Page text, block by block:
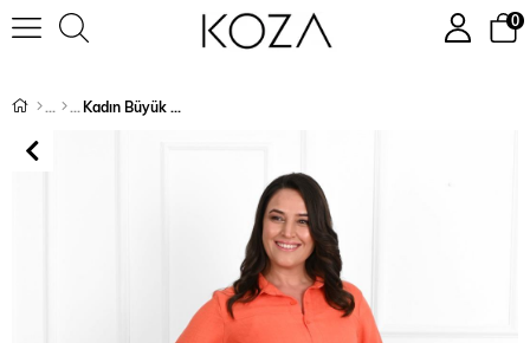
0
Kadın Büyük Beden Keten Kumaş Palazzo Pantolonlu Büyük Beden Gömlek Takım 3686-23 (4292)